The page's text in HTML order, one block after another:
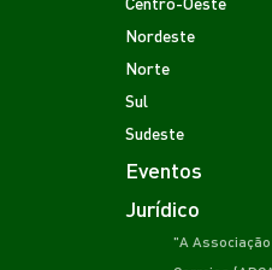
Nordeste
Norte
Sul
Sudeste
Eventos
Jurídico
"A